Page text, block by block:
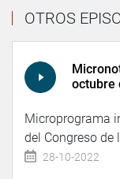
OTROS
octubre
Microprograma
del Congreso de
28-10-2022